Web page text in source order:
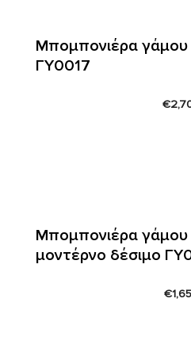
Μπομπονιέρα γάμου
ΓΥ0017
€
Μπομπονιέρα γάμου
μοντέρνο δέσιμο
€1,65